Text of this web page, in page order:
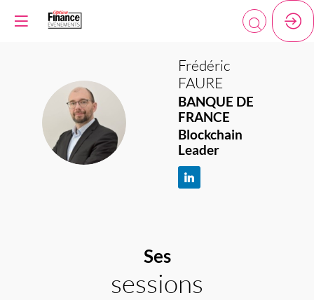
FF
Frédéric
FAURE
BANQUE DE
FRANCE
Blockchain
Leader
Ses
sessions